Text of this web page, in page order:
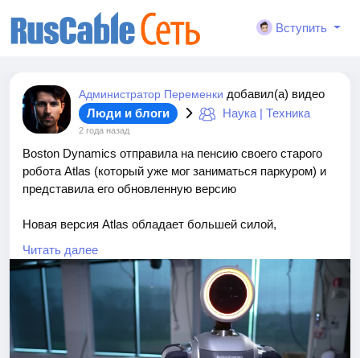
Вступить
Администратор Переменки добавил(а) видео
Люди и блоги
Наука | Техника
2 года назад
Boston Dynamics отправила на пенсию своего старого
робота Atlas (который уже мог заниматься паркуром) и
представила его обновленную версию
Новая версия Atlas обладает большей силой,
шарнирным двигателям. Его главная особенность -
способность передвигаться любым способом, наиболее
эффективным для выполнения определенной задачи,
не ограничиваясь естественным человеческим
диапазоном движений.
Читать далее